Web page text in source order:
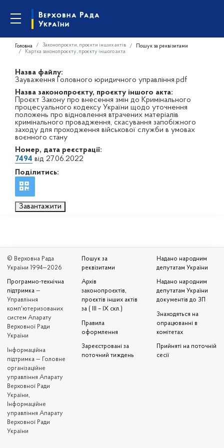
Головна Законопроєкти, проєкти інших актів
Пошук за реквізитами
Картка законопроєкту, проєкту іншого акта
Назва файлу:
Зауваження Головного юридичного управління.pdf
Назва законопроєкту, проєкту іншого акта:
Проєкт Закону про внесення змін до Кримінального
процесуального кодексу України щодо уточнення
положень про відновлення втрачених матеріалів
кримінального провадження, скасування запобіжного
заходу для проходження військової служби в умовах
воєнного стану
Номер, дата реєстрації:
7494 від 27.06.2022
Поділитись:
Завантажити
© Верховна Рада
України 1994—2026
Програмно-технічна
підтримка —
Управління
комп'ютеризованих
систем Апарату
Верховної Ради
України
Iнформаційна
підтримка — Головне
організаційне
управління Апарату
Верховної Ради
України,
Інформаційне
управління Апарату
Верховної Ради
України
Пошук за
реквізитами
Архів
законопроєктів,
проєктів інших актів
за ( III – IX скл.)
Правила
оформлення
Зареєстровані за
поточний тиждень
Надано народним
депутатам України
Надано народним
депутатам України
документів до ЗП
Знаходяться на
опрацюванні в
комітетах
Прийняті на поточній
сесії